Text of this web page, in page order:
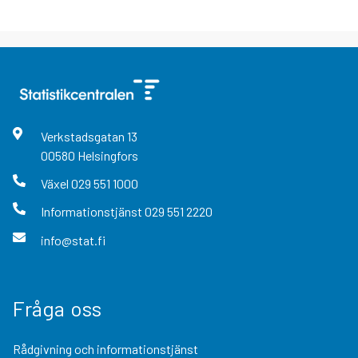
Verkstadsgatan 13
00580 Helsingfors
Växel 029 551 1000
Informationstjänst 029 551 2220
info@stat.fi
Fråga oss
Rådgivning och informationstjänst